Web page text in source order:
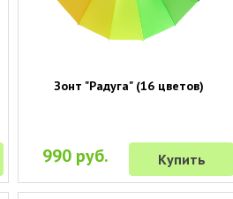
Зонт "Радуга" (16 цветов)
990 руб. Купить